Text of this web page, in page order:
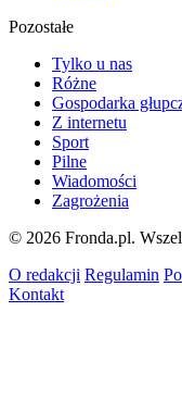
Pozostałe
Tylko u nas
Różne
Gospodarka
Z internetu
Sport
Pilne
Wiadomości
Zagrożenia
© 2026 Fronda.pl.
O redakcji Regulamin
Kontakt